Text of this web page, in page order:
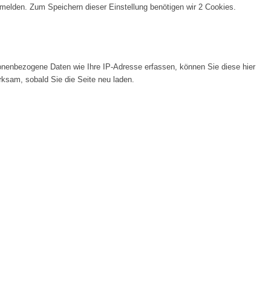
Zum Speichern dieser Einstellung benötigen wir 2 Cookies.
Daten wie Ihre IP-Adresse erfassen, können Sie diese hier
sobald Sie die Seite neu laden.